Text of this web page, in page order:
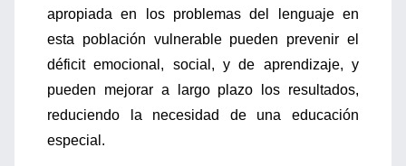
apropiada en los problemas del lenguaje en
esta población vulnerable pueden prevenir el
déficit emocional, social, y de aprendizaje, y
pueden mejorar a largo plazo los resultados,
reduciendo la necesidad de una educación
especial.